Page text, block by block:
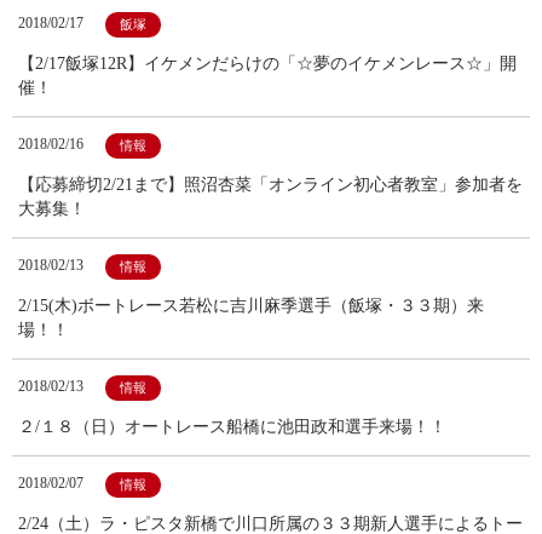
2018/02/17 飯塚
【2/17飯塚12R】イケメンだらけの「☆夢のイケメンレース☆」開
催！
2018/02/16 情報
【応募締切2/21まで】照沼杏菜「オンライン初心者教室」参加者を
大募集！
2018/02/13 情報
2/15(木)ボートレース若松に吉川麻季選手（飯塚・３３期）来
場！！
2018/02/13 情報
２/１８（日）オートレース船橋に池田政和選手来場！！
2018/02/07 情報
2/24（土）ラ・ピスタ新橋で川口所属の３３期新人選手によるトー